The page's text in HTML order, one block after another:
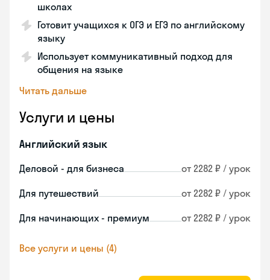
школах
Готовит учащихся к ОГЭ и ЕГЭ по английскому
языку
Использует коммуникативный подход для
общения на языке
Читать дальше
Услуги и цены
Английский язык
Деловой - для бизнеса от 2282 ₽ / урок
Для путешествий от 2282 ₽ / урок
Для начинающих - премиум от 2282 ₽ / урок
Все услуги и цены (4)